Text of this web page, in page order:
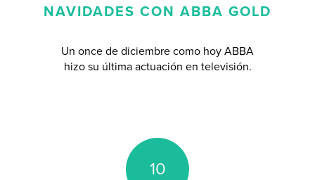
NAVIDADES CON ABBA GOLD
Un once de diciembre como hoy ABBA
hizo su última actuación en televisión.
10